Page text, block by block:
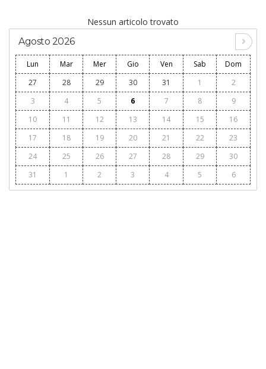
Nessun articolo trovato
Agosto 2026
Lun Mar Mer Gio Ven Sab
Dom
27
28 29 30 31 1
2
3
4 5 6 7 8
9
10
11 12 13 14 15
16
17
18 19 20 21 22
23
24
25 26 27 28 29
30
31
1 2 3 4 5 6